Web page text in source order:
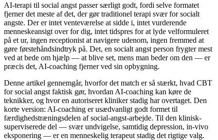
AI-terapi til social angst passer særligt godt, fordi selve formatet
fjerner det meste af det, der gør traditionel terapi svær for socialt
angste. Der er intet venteværelse at sidde i, intet vurderende
menneskeansigt over for dig, intet tidspres for at lyde velformuleret
på et ur, ingen receptionist at navigere udenom, ingen fremmed at
gøre førstehåndsindtryk på. Det, en socialt angst person frygter mest
ved at bede om hjælp — at blive set, mens man beder om den — er
præcis det, AI-coaching fjerner ved sin opbygning.
Denne artikel gennemgår, hvorfor det match er så stærkt, hvad CBT
for social angst faktisk gør, hvordan AI-coaching kan køre de
teknikker, og hvor en autoriseret kliniker stadig har overtaget. Den
korte version: AI-coaching er usædvanligt godt formet til
færdighedstræningsdelen af social-angst-arbejde. Til den klinisk-
superviserede del — svær undvigelse, samtidig depression, in-vivo
eksponering — er en menneskelig terapeut stadig det rigtige valg.